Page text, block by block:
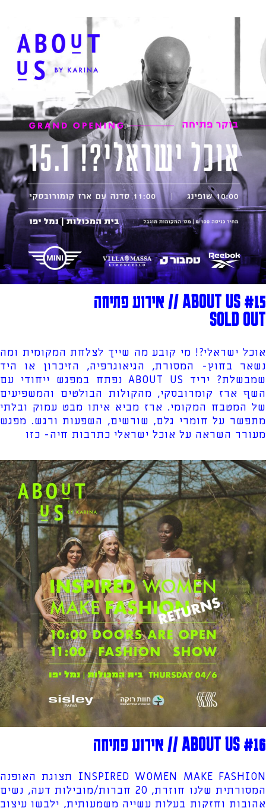
ABOUT US #15 // אירוע פתיחה
SOLD OUT
אוכל ישראלי?! מי קובע מה שייך לצלחת המקומית ומה
נשאר בחוץ- המסורת, הגיאוגרפיה, הזיכרון או היד
שמבשלת? יריד ABOUT US נפתח במפגש ייחודי עם
השף ארז קומרובסקי, מהקולות הבולטים והמשפיעים
של המטבח המקומי. ארז מביא איתו מבט עמוק ובלתי
מתפשר על חומרי גלם, שורשים, השפעות ורגש. מפגש
מעורר השראה על אוכל ישראלי כתרבות חיה- כזו
ABOUT US #16 // אירוע פתיחה
INSPIRED WOMEN MAKE FASHION תצוגת האופנה
המסורתית שלנו חוזרת, 20 חברות/מובילות דעה, נשים
אהובות וחזקות בעלות עשייה משמעותית, ילבשו עיצוב